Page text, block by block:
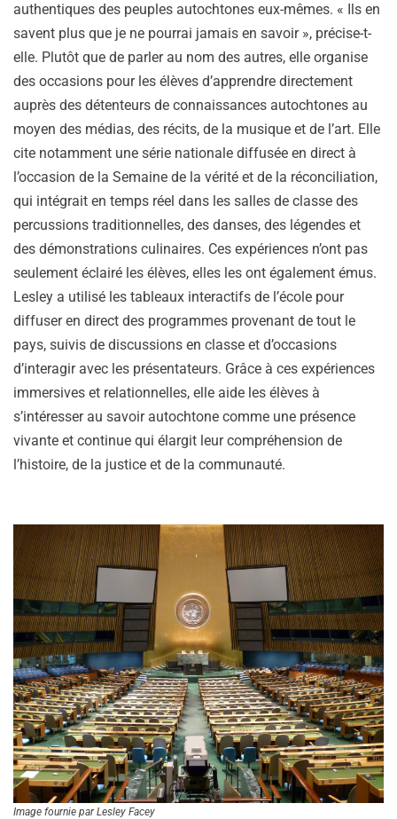
authentiques des peuples autochtones eux-mêmes. « Ils en
savent plus que je ne pourrai jamais en savoir », précise-t-
elle. Plutôt que de parler au nom des autres, elle organise
des occasions pour les élèves d’apprendre directement
auprès des détenteurs de connaissances autochtones au
moyen des médias, des récits, de la musique et de l’art. Elle
cite notamment une série nationale diffusée en direct à
l’occasion de la Semaine de la vérité et de la réconciliation,
qui intégrait en temps réel dans les salles de classe des
percussions traditionnelles, des danses, des légendes et
des démonstrations culinaires. Ces expériences n’ont pas
seulement éclairé les élèves, elles les ont également émus.
Lesley a utilisé les tableaux interactifs de l’école pour
diffuser en direct des programmes provenant de tout le
pays, suivis de discussions en classe et d’occasions
d’interagir avec les présentateurs. Grâce à ces expériences
immersives et relationnelles, elle aide les élèves à
s’intéresser au savoir autochtone comme une présence
vivante et continue qui élargit leur compréhension de
l’histoire, de la justice et de la communauté.
Image fournie par Lesley Facey